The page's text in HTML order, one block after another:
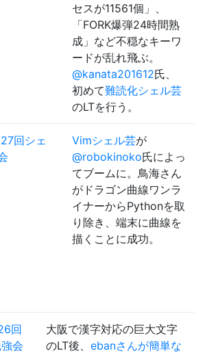
セスが11561個」、
「FORK爆弾24時間熟
成」など不穏なキーワ
ードが乱れ飛ぶ。
@kanata201612氏、
初めて難読化シェル芸
のLTを行う。
回シェ
Vimシェル芸が
@robokinoko氏によっ
てブームに。鳥海さん
がドラゴン曲線ワンラ
イナーからPythonを取
り除き、端末に曲線を
描くことに成功。
回
会
大阪で漢字対応の巨大文字
のLT後、 ebanさんが簡単な